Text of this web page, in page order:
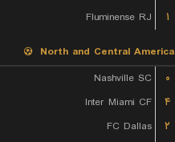
Fluminense RJ
۱
North and Central America
Nashville SC
۰
Inter Miami CF
۴
FC Dallas
۲